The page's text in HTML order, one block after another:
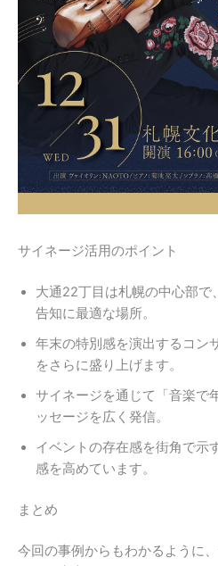
サイネージ活用のポイント
大通22丁目は札幌の中心部で
告知に最適な場所。
年末の特別感を演出するコン
をさらに盛り上げます。
サイネージを通じて「音楽で
ッセージを広く発信。
イベントの存在感を街角で示
感を高めています。
まとめ
今回の事例からもわかるように